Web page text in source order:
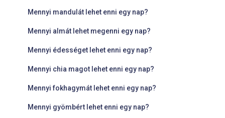
Mennyi mandulát lehet enni egy nap?
Mennyi almát lehet megenni egy nap?
Mennyi édességet lehet enni egy nap?
Mennyi chia magot lehet enni egy nap?
Mennyi fokhagymát lehet enni egy nap?
Mennyi gyömbért lehet enni egy nap?